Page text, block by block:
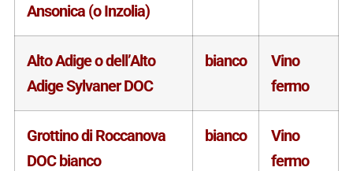
Ansonica (o Inzolia)
Alto Adige o dell’Alto
Adige Sylvaner DOC
bianco
Vino
fermo
Grottino di Roccanova
DOC bianco
bianco
Vino
fermo